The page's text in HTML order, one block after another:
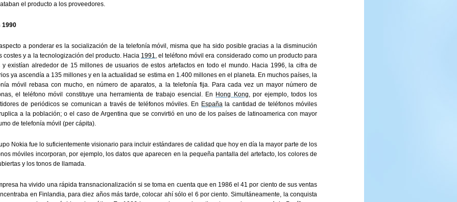
el producto a los proveedores.
1990
a ponderar es la socialización de la telefonía móvil, misma que ha sido posible gracias a la disminución
costes y a la tecnologización del producto. Hacia 1991, el teléfono móvil era considerado como un producto para
y existían alrededor de 15 millones de usuarios de estos artefactos en todo el mundo. Hacia 1996, la cifra de
ya ascendía a 135 millones y en la actualidad se estima en 1.400 millones en el planeta. En muchos países, la
móvil rebasa con mucho, en número de aparatos, a la telefonía fija. Para cada vez un mayor número de
el teléfono móvil constituye una herramienta de trabajo esencial. En Hong Kong, por ejemplo, todos los
de periódicos se comunican a través de teléfonos móviles. En Españala cantidad de teléfonos móviles
a la población; o el caso de Argentina que se convirtió en uno de los países de latinoamerica con mayor
de telefonía móvil (per cápita).
Nokia fue lo suficientemente visionario para incluir estándares de calidad que hoy en día la mayor parte de los
móviles incorporan, por ejemplo, los datos que aparecen en la pequeña pantalla del artefacto, los colores de
y los tonos de llamada.
ha vivido una rápida transnacionalización si se toma en cuenta que en 1986 el 41 por ciento de sus ventas
en Finlandia, para diez años más tarde, colocar ahí sólo el 6 por ciento. Simultáneamente, la conquista